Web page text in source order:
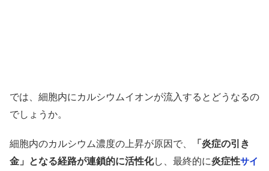
では、細胞内にカルシウムイオンが流入するとどうなるの
でしょうか。
細胞内のカルシウム濃度の上昇が原因で、
「炎症の引き
金」となる経路が連鎖的に活性化し、最終的に炎症性サイ